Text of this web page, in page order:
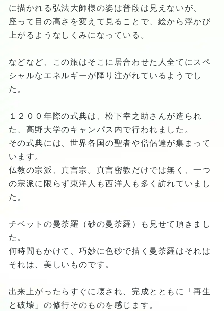
に描かれる弘法大師様の姿は普段は見えないが、
座って目の高さを変えて見ることで、絵から浮かび
上がるようなしくみになっている。
などなど、この旅はそこに居合わせた人全てにスペ
シャルなエネルギーが降り注がれているようでし
た。
１２００年際の式典は、松下幸之助さんが造られ
た、高野大学のキャンパス内で行われました。
その式典には、世界各国の聖者や僧侶達が集まって
います。
仏教の宗派、真言宗。真言密教だけでは無く、一つ
の宗派に限らず東洋人も西洋人も多く訪れていまし
た。
チベットの曼荼羅（砂の曼荼羅）も見せて頂きまし
た。
何時間もかけて、巧妙に色砂で描く曼荼羅はそれは
それは、美しいものです。
出来上がったらすぐに壊され、完成とともに「再生
と破壊」の修行そのものを感じます。